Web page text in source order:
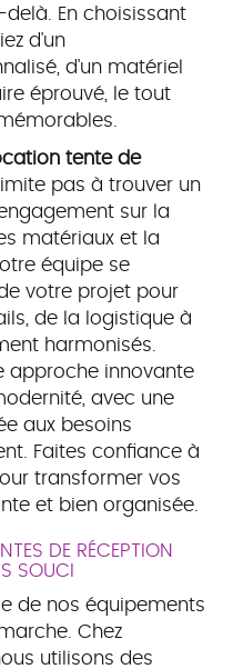
En choisissant
d'un
d'un matériel
éprouvé, le tout
tente de
pas à trouver un
sur la
matériaux et la
équipe se
votre projet pour
de la logistique à
harmonisés.
approche innovante
avec une
aux besoins
Faites confiance à
pour transformer vos
et bien organisée.
DE RÉCEPTION
SOUCI
de nos équipements
Chez
nous utilisons des